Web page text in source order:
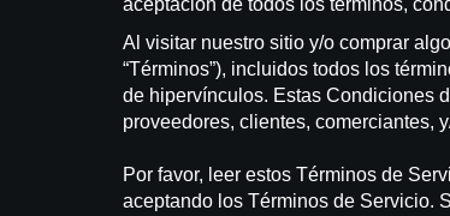
aceptación de todos los términos,
Al visitar nuestro sitio y/o comprar
“Términos”), incluidos todos los
de hipervínculos. Estas Condiciones
proveedores, clientes, comerciantes,
Por favor, leer estos Términos de
aceptando los Términos de Servicio.